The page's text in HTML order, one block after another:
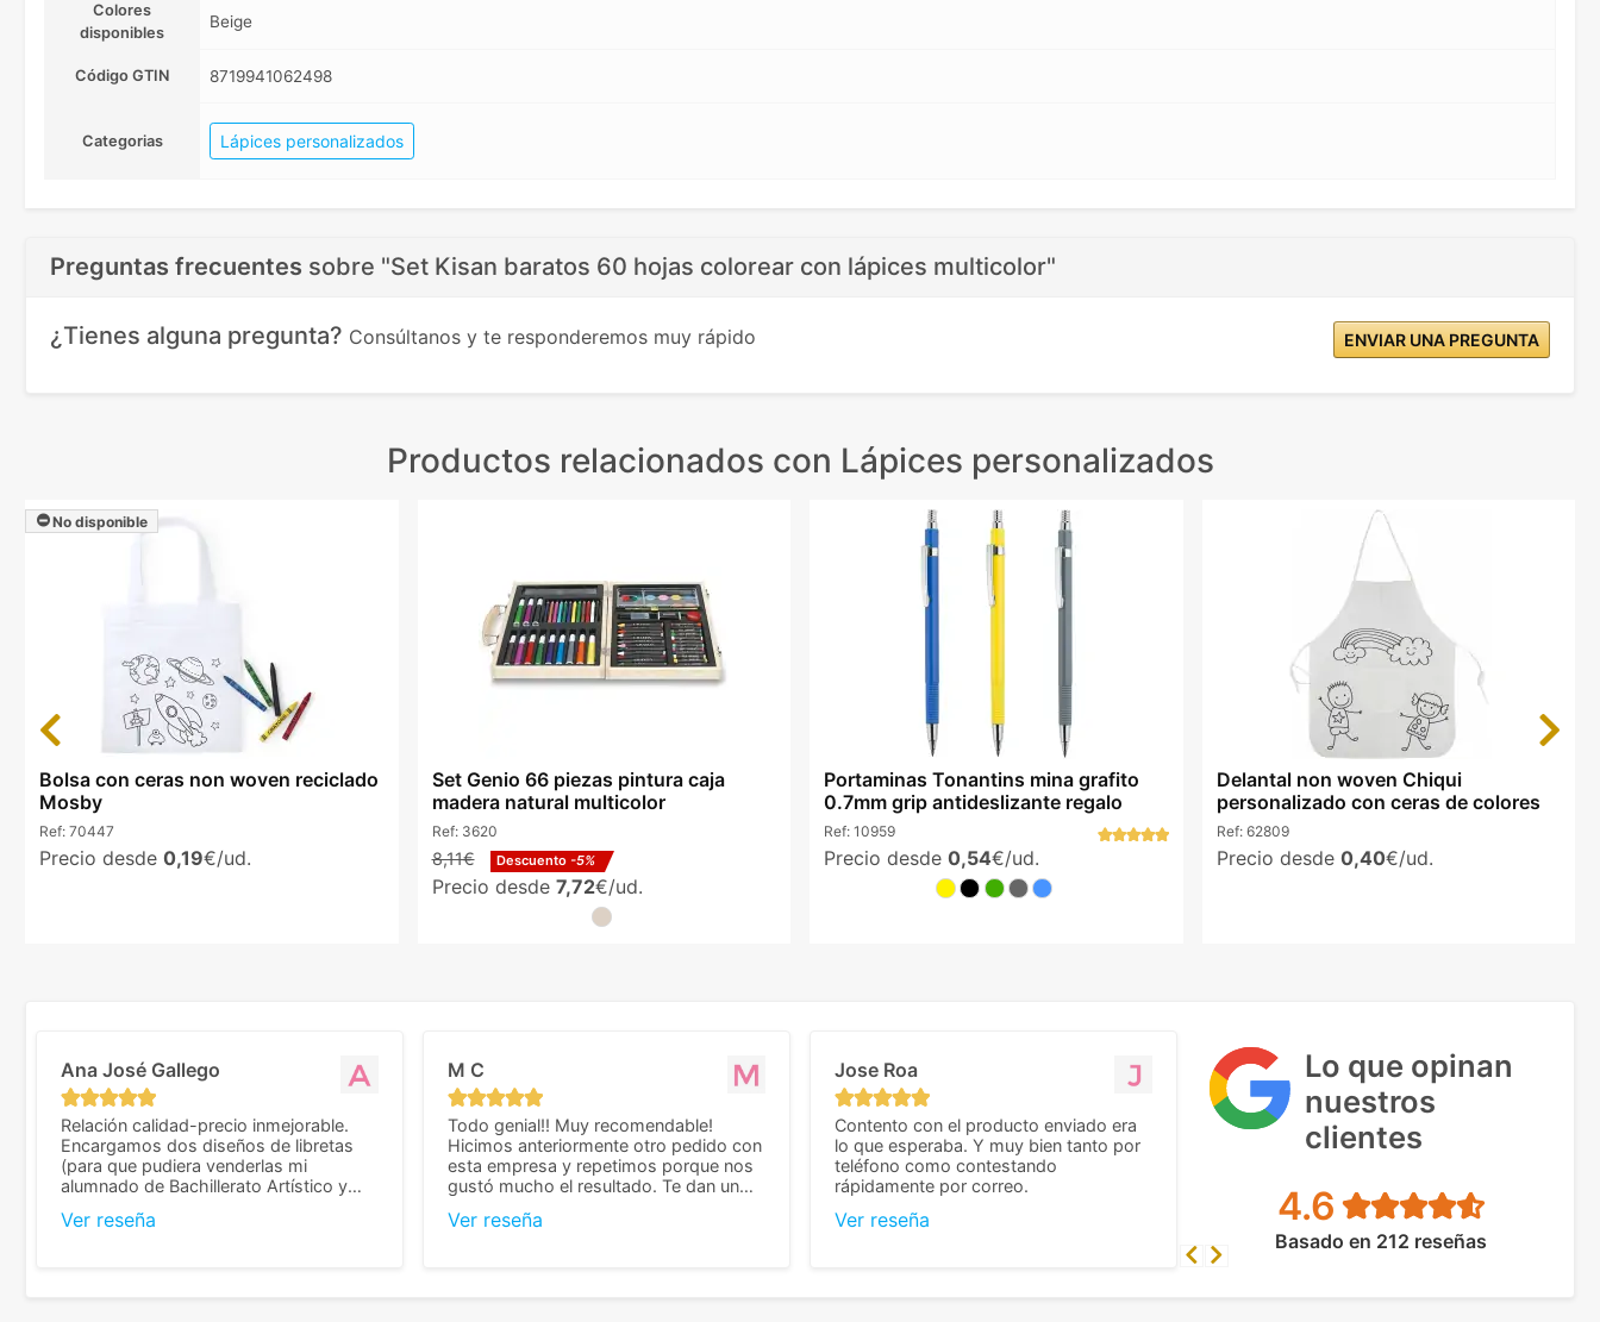
Colores
disponibles
Beige
Código GTIN 8719941062498
Categorias Lápices personalizados
Preguntas frecuentes sobre "Set Kisan baratos 60 hojas colorear con lápices multicolor"
¿Tienes alguna pregunta? Consúltanos y te responderemos muy rápido ENVIAR UNA PREGUNTA
Productos relacionados con Lápices personalizados
No disponible
Bolsa con ceras non woven reciclado
Mosby
Ref: 70447
Precio desde 0,19€/ud.
Set Genio 66 piezas pintura caja
madera natural multicolor
Ref: 3620
8,11€ Descuento -5%
Precio desde 7,72€/ud.
Portaminas Tonantins mina grafito
0.7mm grip antideslizante regalo
Ref: 10959
Precio desde 0,54€/ud.
Delantal non woven Chiqui
personalizado con ceras de colores
Ref: 62809
Precio desde 0,40€/ud.
Previous Next
Lo que opinan
nuestros
clientes
4.6
Basado en 212 reseñas
Ana José Gallego
Relación calidad-precio inmejorable.
Encargamos dos diseños de libretas
(para que pudiera venderlas mi
alumnado de Bachillerato Artístico y
mejor presupuesto con diferencia, con
Ver reseña
M C
Todo genial!! Muy recomendable!
Hicimos anteriormente otro pedido con
esta empresa y repetimos porque nos
gustó mucho el resultado. Te dan un
que valoramos mucho cuando se trata
Ver reseña
Jose Roa
Contento con el producto enviado era
lo que esperaba. Y muy bien tanto por
teléfono como contestando
rápidamente por correo.
Ver reseña
Previous
Next